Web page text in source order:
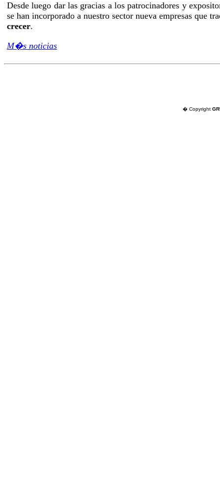
Desde luego dar las gracias a los patrocinadores y
se han incorporado a nuestro sector nueva empresas que
crecer.
M�s noticias
� Copyright